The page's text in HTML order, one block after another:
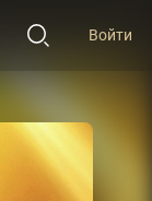
Войти